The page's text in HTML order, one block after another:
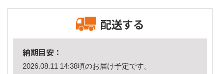
配送する
納期目安：
2026.08.11 14:38頃のお届け予定です。